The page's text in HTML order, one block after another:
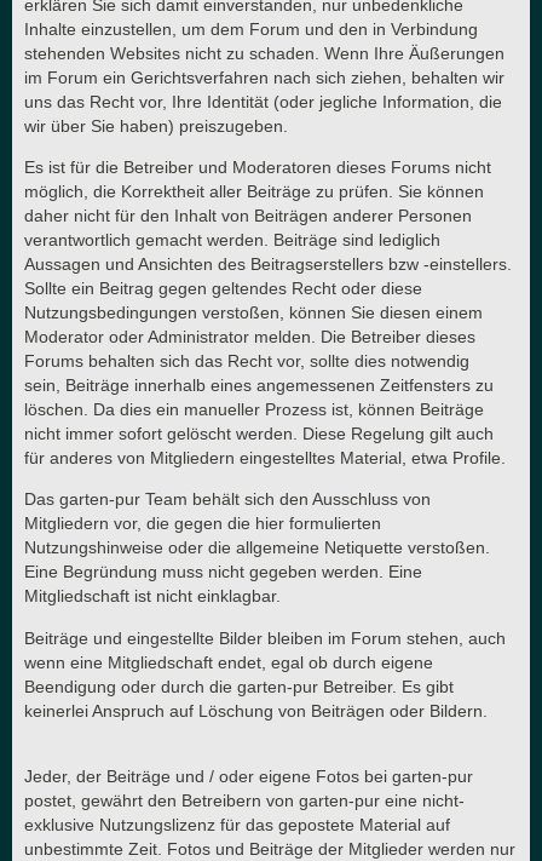
erklären Sie sich damit einverstanden, nur unbedenkliche
Inhalte einzustellen, um dem Forum und den in Verbindung
stehenden Websites nicht zu schaden. Wenn Ihre Äußerungen
im Forum ein Gerichtsverfahren nach sich ziehen, behalten wir
uns das Recht vor, Ihre Identität (oder jegliche Information, die
wir über Sie haben) preiszugeben.
Es ist für die Betreiber und Moderatoren dieses Forums nicht
möglich, die Korrektheit aller Beiträge zu prüfen. Sie können
daher nicht für den Inhalt von Beiträgen anderer Personen
verantwortlich gemacht werden. Beiträge sind lediglich
Aussagen und Ansichten des Beitragserstellers bzw -einstellers.
Sollte ein Beitrag gegen geltendes Recht oder diese
Nutzungsbedingungen verstoßen, können Sie diesen einem
Moderator oder Administrator melden. Die Betreiber dieses
Forums behalten sich das Recht vor, sollte dies notwendig
sein, Beiträge innerhalb eines angemessenen Zeitfensters zu
löschen. Da dies ein manueller Prozess ist, können Beiträge
nicht immer sofort gelöscht werden. Diese Regelung gilt auch
für anderes von Mitgliedern eingestelltes Material, etwa Profile.
Das garten-pur Team behält sich den Ausschluss von
Mitgliedern vor, die gegen die hier formulierten
Nutzungshinweise oder die allgemeine Netiquette verstoßen.
Eine Begründung muss nicht gegeben werden. Eine
Mitgliedschaft ist nicht einklagbar.
Beiträge und eingestellte Bilder bleiben im Forum stehen, auch
wenn eine Mitgliedschaft endet, egal ob durch eigene
Beendigung oder durch die garten-pur Betreiber. Es gibt
keinerlei Anspruch auf Löschung von Beiträgen oder Bildern.
Jeder, der Beiträge und / oder eigene Fotos bei garten-pur
postet, gewährt den Betreibern von garten-pur eine nicht-
exklusive Nutzungslizenz für das gepostete Material auf
unbestimmte Zeit. Fotos und Beiträge der Mitglieder werden nur